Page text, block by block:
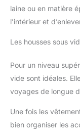
laine ou en matière
l’intérieur et
Les housses sous
Pour un niveau
vide sont idéales.
voyages de longue
Une fois les
bien organiser les